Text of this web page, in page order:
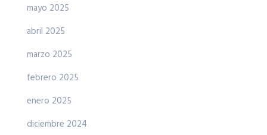
mayo 2025
abril 2025
marzo 2025
febrero 2025
enero 2025
diciembre 2024